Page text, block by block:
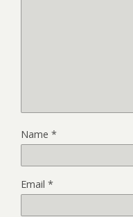
Name *
Email *